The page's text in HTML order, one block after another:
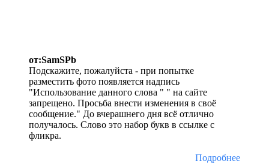
от:SamSPb
Подскажите, пожалуйста - при попытке
разместить фото появляется надпись
"Использование данного слова " " на сайте
запрещено. Просьба внести изменения в своё
сообщение." До вчерашнего дня всё отлично
получалось. Слово это набор букв в ссылке с
фликра.
Подробнее